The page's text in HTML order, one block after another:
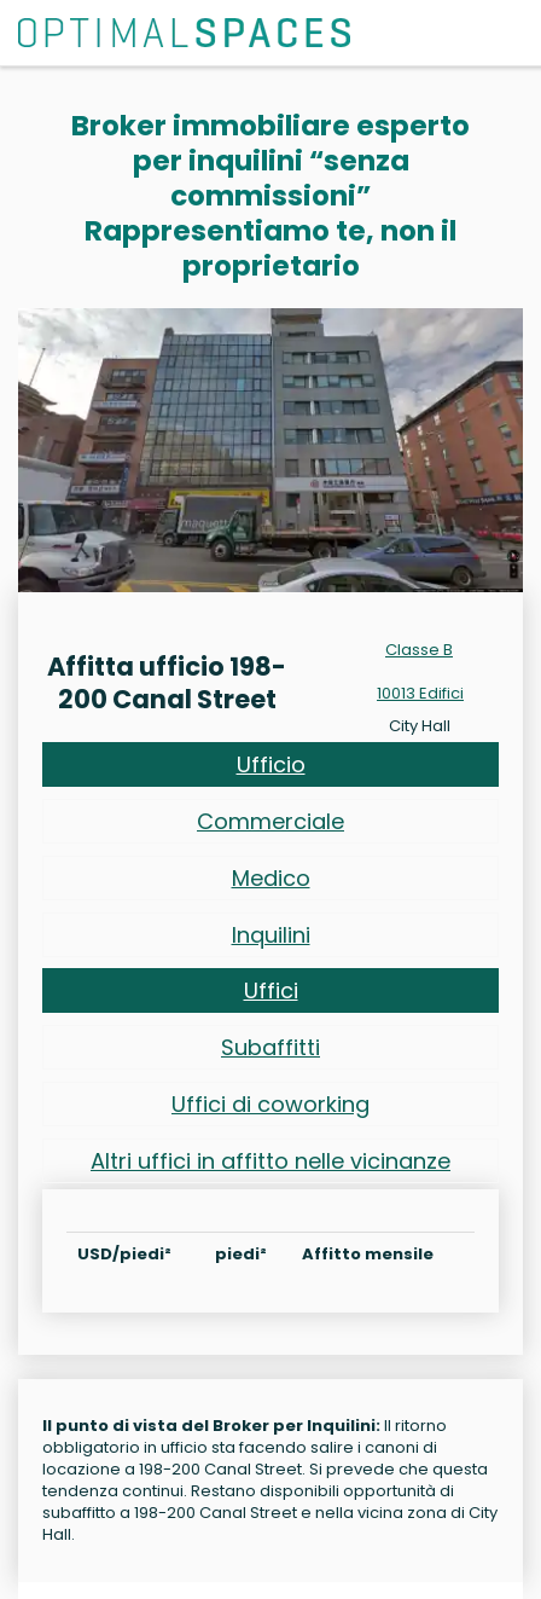
Broker immobiliare esperto
per inquilini “senza
commissioni”
Rappresentiamo te, non il
proprietario
Affitta ufficio 198-
200 Canal Street
Classe B
10013 Edifici
City Hall
Ufficio
Commerciale
Medico
Inquilini
Uffici
Subaffitti
Uffici di coworking
Altri uffici in affitto nelle vicinanze
USD/piedi² piedi² Affitto mensile
Il punto di vista del Broker per Inquilini:Il ritorno
obbligatorio in ufficio sta facendo salire i canoni di
locazione a 198-200 Canal Street. Si prevede che questa
tendenza continui. Restano disponibili opportunità di
subaffitto a 198-200 Canal Street e nella vicina zona di City
Hall.